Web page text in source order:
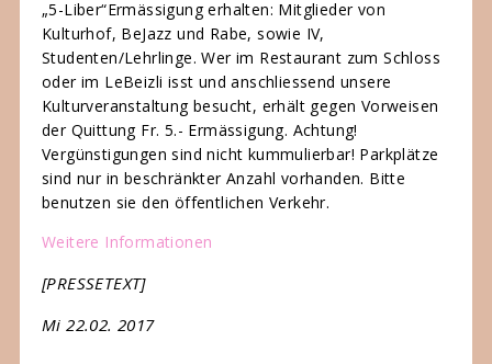
„5-Liber“Ermässigung erhalten: Mitglieder von
Kulturhof, BeJazz und Rabe, sowie IV,
Studenten/Lehrlinge. Wer im Restaurant zum Schloss
oder im LeBeizli isst und anschliessend unsere
Kulturveranstaltung besucht, erhält gegen Vorweisen
der Quittung Fr. 5.- Ermässigung. Achtung!
Vergünstigungen sind nicht kummulierbar! Parkplätze
sind nur in beschränkter Anzahl vorhanden. Bitte
benutzen sie den öffentlichen Verkehr.
Weitere Informationen
[PRESSETEXT]
Mi 22.02. 2017